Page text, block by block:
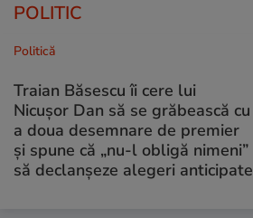
POLITIC
Politică
Traian Băsescu îi cere lui
Nicușor Dan să se grăbească cu
a doua desemnare de premier
și spune că „nu-l obligă nimeni”
să declanșeze alegeri anticipate